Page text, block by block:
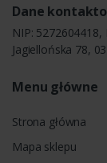
Dane
NIP: 5272604418,
Jagiellońska 78,
Menu główne
Strona główna
Mapa sklepu